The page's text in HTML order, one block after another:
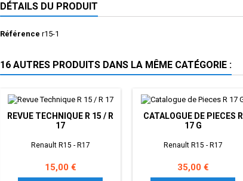
DÉTAILS DU PRODUIT
Référence r15-1
16 AUTRES PRODUITS DANS LA MÊME CATÉGORIE :
REVUE TECHNIQUE R 15 / R
17
Renault R15 - R17
Prix
15,00 €
CATALOGUE DE PIECES R
17 G
Renault R15 - R17
Prix
35,00 €